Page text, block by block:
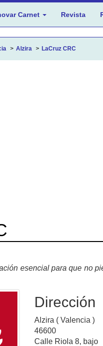
Carnet Revista
Alzira LaCruz CRC
esencial para que no
Dirección
Alzira ( Valencia )
46600
Calle Riola 8, bajo